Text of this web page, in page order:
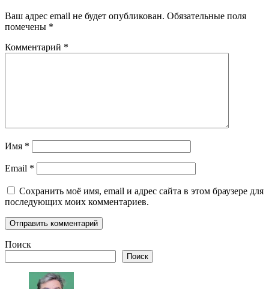
Ваш адрес email не будет опубликован. Обязательные поля
помечены *
Комментарий *
Имя *
Email *
Сохранить моё имя, email и адрес сайта в этом браузере для
последующих моих комментариев.
Поиск
Поиск